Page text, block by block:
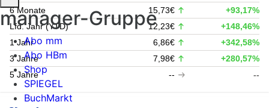
6 Monate
15,73€
+93,17%
Lfd. Jahr (YTD)
12,23€
+148,46%
1 Jahr
6,86€
+342,58%
3 Jahre
7,98€
+280,57%
5 Jahre
-- --
manager-Gruppe
Abo mm
Abo HBm
Shop
SPIEGEL
BuchMarkt